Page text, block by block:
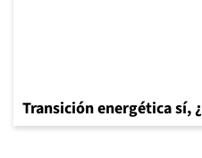
Transición energética sí,